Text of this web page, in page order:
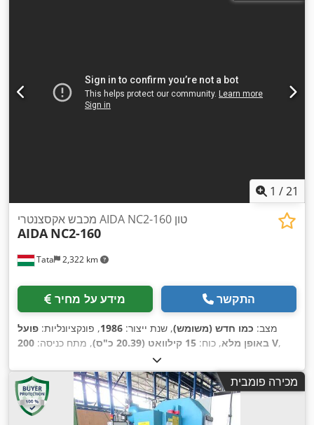
1 /21
Tata 2,322 km
מכבש אקסצנטרי AIDA NC2-160 טון
AIDA NC2-160
מידע על מחיר התקשר
מצב: כמו חדש (משומש), שנת ייצור: 1986, פונקציונליות: פועל
באופן מלא, כוח: 15 קילוואט (20.39 כ"ס) , מתח כניסה: 200 V,
סוג זרם כניסה:
אורך שולחן:2,030 מ"מ , משקל כולל:19,000 ק"ג
, שנת שיפוץ
אחרונה:2020, כוח חירור: 160 t , כוונון בוכנה הידראולית:130 מ"מ
,
ציוד:מחסום אור בטיחותי ,
מכירה פומבית